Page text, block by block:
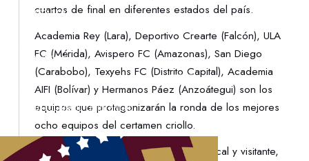
CONTACTO
DENUNCIAS
PROTECCIÓN DE LA INFANCIA
cuartos de final en diferentes estados del país.
Academia Rey (Lara), Deportivo Crearte (Falcón), ULA
FC (Mérida), Avispero FC (Amazonas), San Diego
(Carabobo), Texyehs FC (Distrito Capital), Academia
AIFI (Bolívar) y Hermanos Páez (Anzoátegui) son los
equipos que protagonizarán la ronda de los mejores
ocho equipos del certamen criollo.
Realizado el sorteo, para conocer el local y visitante,